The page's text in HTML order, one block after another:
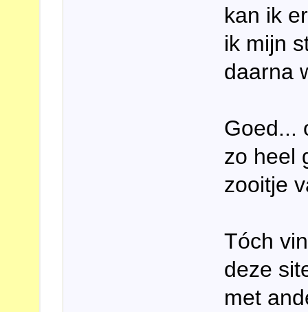
kan ik
ik mijn
daarna
Goed...
zo heel
zooitje
Tóch
deze
met